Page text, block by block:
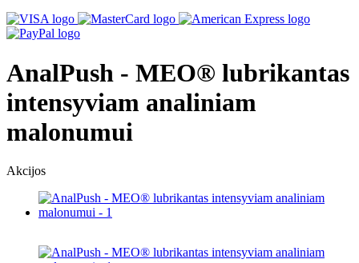
AnalPush - MEO® lubrikantas
intensyviam analiniam
malonumui
Akcijos